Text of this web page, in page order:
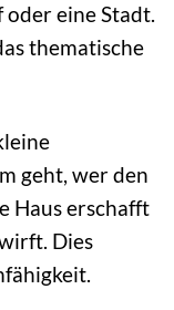
oder eine Stadt.
thematische
geht, wer den
Haus erschafft
Dies